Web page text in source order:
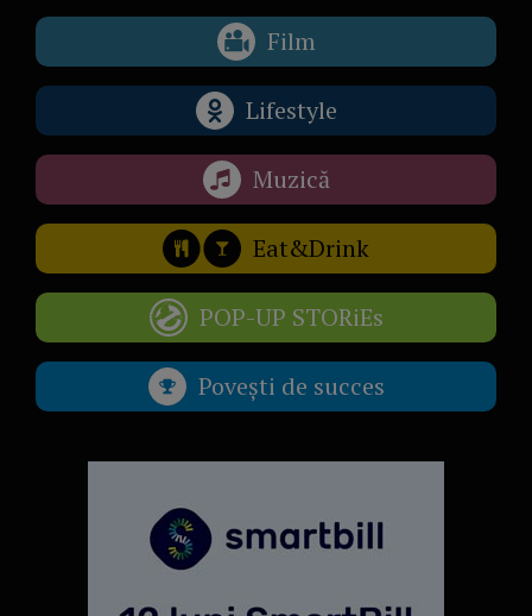
Film
Lifestyle
Muzică
Eat&Drink
POP-UP STORiEs
Povești de succes